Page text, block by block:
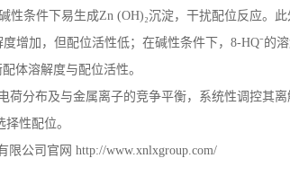
性条件下易生成Zn (OH)₂沉淀，干扰配位反应。此
增加，但配位活性低；在碱性条件下， 8-HQ⁻的
体溶解度与配位活性。
荷分布及与金属离子的竞争平衡，系统性调控其
性配位。
限公司官网 http://www.xnlxgroup.com/